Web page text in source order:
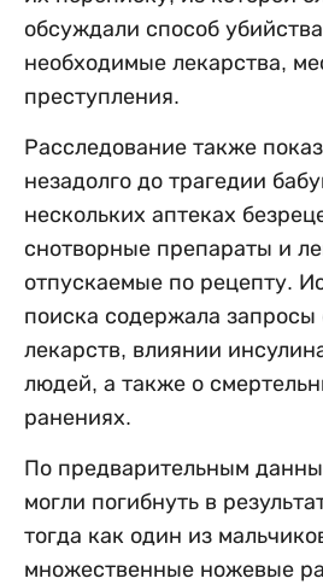
обсуждали способ
необходимые лекарства,
преступления.
Расследование также
незадолго до трагедии
нескольких аптеках
снотворные препараты и
отпускаемые по рецепту.
поиска содержала запросы
лекарств, влиянии
людей, а также о
ранениях.
По предварительным
могли погибнуть в
тогда как один из
множественные ножевые